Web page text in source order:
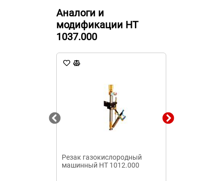
Аналоги и
модификации НТ
1037.000
Резак газокислородный
машинный НТ 1012.000